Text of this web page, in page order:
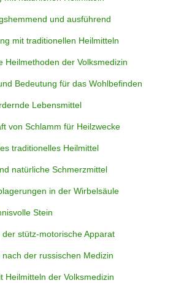
und ausführend
mit traditionellen Heilmitteln
Heilmethoden der Volksmedizin
Bedeutung für das Wohlbefinden
Lebensmittel
von Schlamm für Heilzwecke
traditionelles Heilmittel
natürliche Schmerzmittel
in der Wirbelsäule
Stein
stütz-motorische Apparat
der russischen Medizin
Heilmitteln der Volksmedizin